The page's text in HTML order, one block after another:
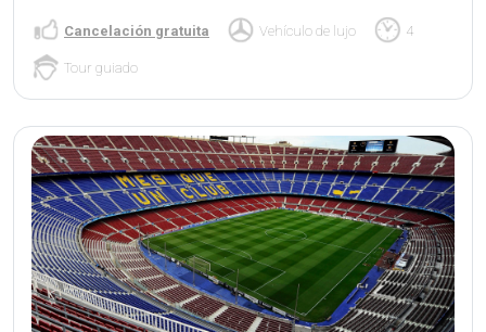
Cancelación gratuita Vehículo de lujo 4
Tour guiado